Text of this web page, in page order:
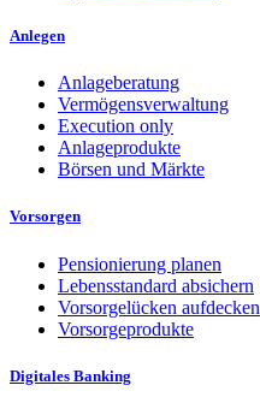
Anlegen
Anlageberatung
Vermögensverwaltung
Execution only
Anlageprodukte
Börsen und Märkte
Vorsorgen
Pensionierung planen
Lebensstandard absichern
Vorsorgelücken aufdecken
Vorsorgeprodukte
Digitales Banking